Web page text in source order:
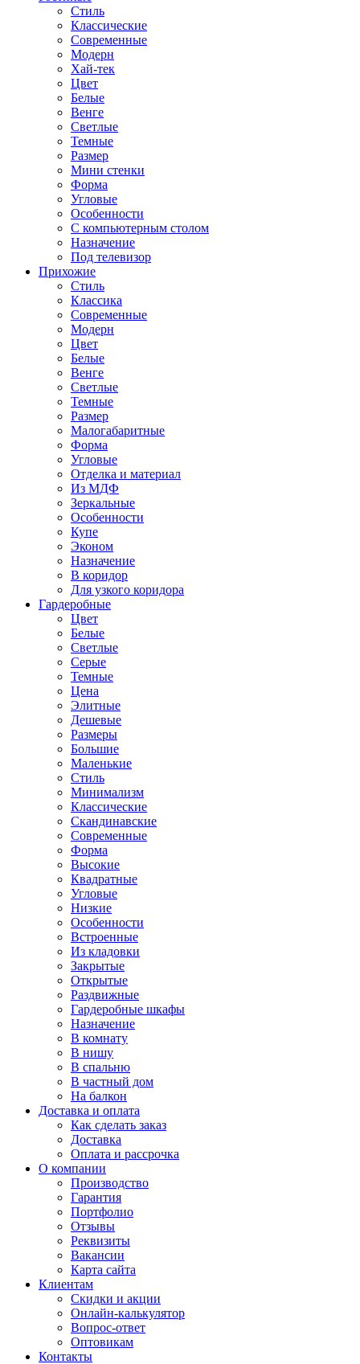
Стиль
Классические
Современные
Модерн
Хай-тек
Цвет
Белые
Венге
Светлые
Темные
Размер
Мини стенки
Форма
Угловые
Особенности
С компьютерным столом
Назначение
Под телевизор
Прихожие
Стиль
Классика
Современные
Модерн
Цвет
Белые
Венге
Светлые
Темные
Размер
Малогабаритные
Форма
Угловые
Отделка и материал
Из МДФ
Зеркальные
Особенности
Купе
Эконом
Назначение
В коридор
Для узкого коридора
Гардеробные
Цвет
Белые
Светлые
Серые
Темные
Цена
Элитные
Дешевые
Размеры
Большие
Маленькие
Стиль
Минимализм
Классические
Скандинавские
Современные
Форма
Высокие
Квадратные
Угловые
Низкие
Особенности
Встроенные
Из кладовки
Закрытые
Открытые
Раздвижные
Гардеробные шкафы
Назначение
В комнату
В нишу
В спальню
В частный дом
На балкон
Доставка и оплата
Как сделать заказ
Доставка
Оплата и рассрочка
О компании
Производство
Гарантия
Портфолио
Отзывы
Реквизиты
Вакансии
Карта сайта
Клиентам
Скидки и акции
Онлайн-калькулятор
Вопрос-ответ
Оптовикам
Контакты